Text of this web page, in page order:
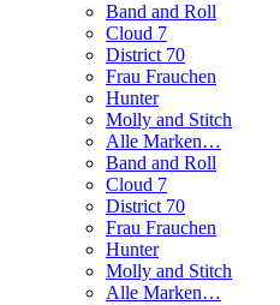
Band and Roll
Cloud 7
District 70
Frau Frauchen
Hunter
Molly and Stitch
Alle Marken…
Band and Roll
Cloud 7
District 70
Frau Frauchen
Hunter
Molly and Stitch
Alle Marken…